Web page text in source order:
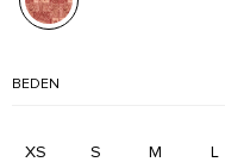
BEDEN
XS S M L